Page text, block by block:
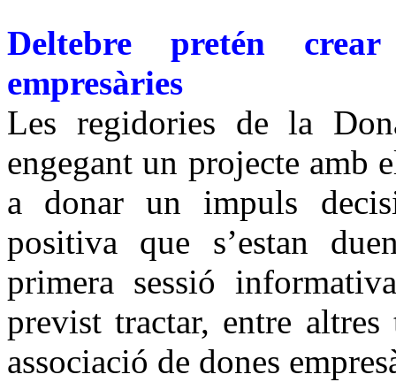
Deltebre pretén
empresàries
Les regidories de la
engegant un projecte amb
a donar un impuls
positiva que s’estan
primera sessió
previst tractar, entre
associació de dones